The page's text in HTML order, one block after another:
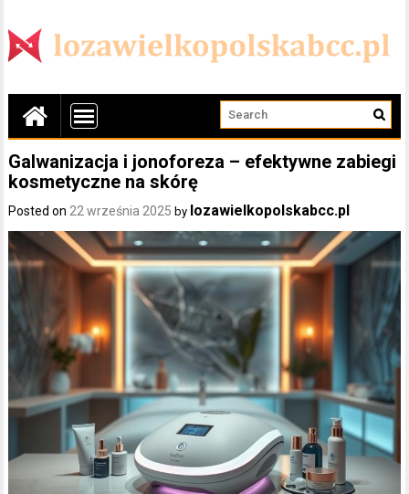
Galwanizacja i jonoforeza – efektywne zabiegi
kosmetyczne na skórę
Posted on 22 września 2025 by lozawielkopolskabcc.pl